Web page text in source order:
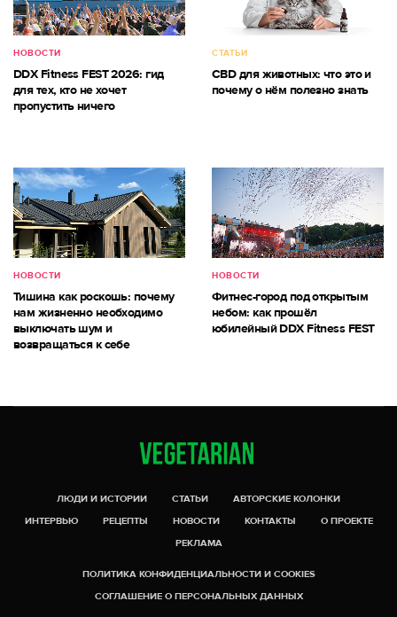
НОВОСТИ
DDX Fitness FEST 2026: гид
для тех, кто не хочет
пропустить ничего
СТАТЬИ
CBD для животных: что это и
почему о нём полезно знать
НОВОСТИ
Тишина как роскошь: почему
нам жизненно необходимо
выключать шум и
возвращаться к себе
НОВОСТИ
Фитнес-город под открытым
небом: как прошёл
юбилейный DDX Fitness FEST
ЛЮДИ И ИСТОРИИ СТАТЬИ
АВТОРСКИЕ КОЛОНКИ
ИНТЕРВЬЮ
РЕЦЕПТЫ НОВОСТИ КОНТАКТЫ
О ПРОЕКТЕ
РЕКЛАМА
ПОЛИТИКА КОНФИДЕНЦИАЛЬНОСТИ И COOKIES
СОГЛАШЕНИЕ О ПЕРСОНАЛЬНЫХ ДАННЫХ